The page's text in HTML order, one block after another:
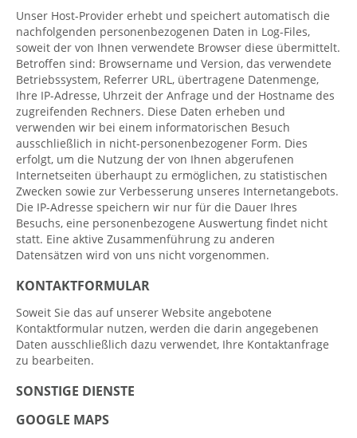
Unser Host-Provider erhebt und speichert automatisch die
nachfolgenden personenbezogenen Daten in Log-Files,
soweit der von Ihnen verwendete Browser diese übermittelt.
Betroffen sind: Browsername und Version, das verwendete
Betriebssystem, Referrer URL, übertragene Datenmenge,
Ihre IP-Adresse, Uhrzeit der Anfrage und der Hostname des
zugreifenden Rechners. Diese Daten erheben und
verwenden wir bei einem informatorischen Besuch
ausschließlich in nicht-personenbezogener Form. Dies
erfolgt, um die Nutzung der von Ihnen abgerufenen
Internetseiten überhaupt zu ermöglichen, zu statistischen
Zwecken sowie zur Verbesserung unseres Internetangebots.
Die IP-Adresse speichern wir nur für die Dauer Ihres
Besuchs, eine personenbezogene Auswertung findet nicht
statt. Eine aktive Zusammenführung zu anderen
Datensätzen wird von uns nicht vorgenommen.
KONTAKTFORMULAR
Soweit Sie das auf unserer Website angebotene
Kontaktformular nutzen, werden die darin angegebenen
Daten ausschließlich dazu verwendet, Ihre Kontaktanfrage
zu bearbeiten.
SONSTIGE DIENSTE
GOOGLE MAPS